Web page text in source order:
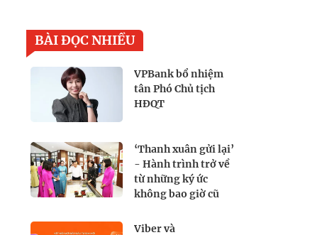
BÀI ĐỌC NHIỀU
VPBank bổ nhiệm
tân Phó Chủ tịch
HĐQT
‘Thanh xuân gửi lại’
- Hành trình trở về
từ những ký ức
không bao giờ cũ
Viber và